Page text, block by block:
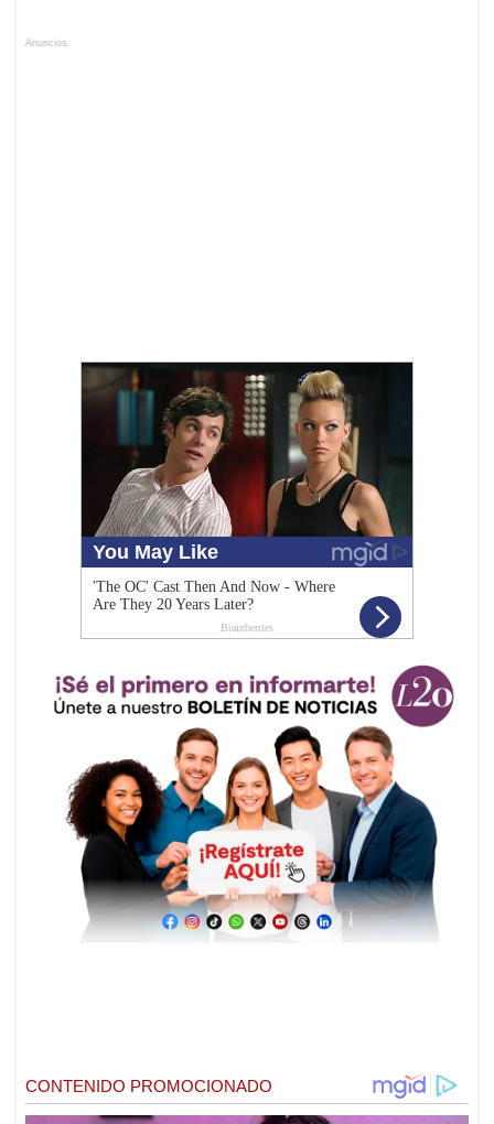
Anuncios.